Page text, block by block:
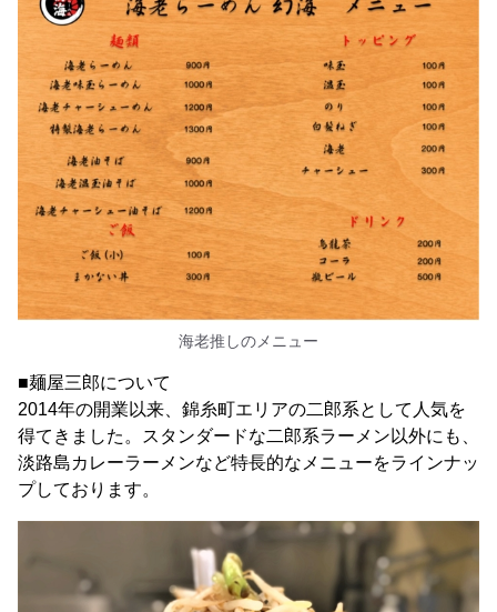
海老推しのメニュー
■麺屋三郎について
2014年の開業以来、錦糸町エリアの二郎系として人気を
得てきました。スタンダードな二郎系ラーメン以外にも、
淡路島カレーラーメンなど特長的なメニューをラインナッ
プしております。